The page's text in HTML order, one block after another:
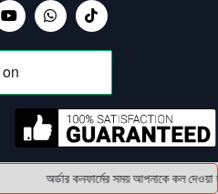
অর্ডার কনফার্মের সময় আপনাকে কল